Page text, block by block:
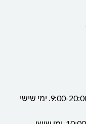
ימים א'-ה' מ9:00-20:00. ימי שישי